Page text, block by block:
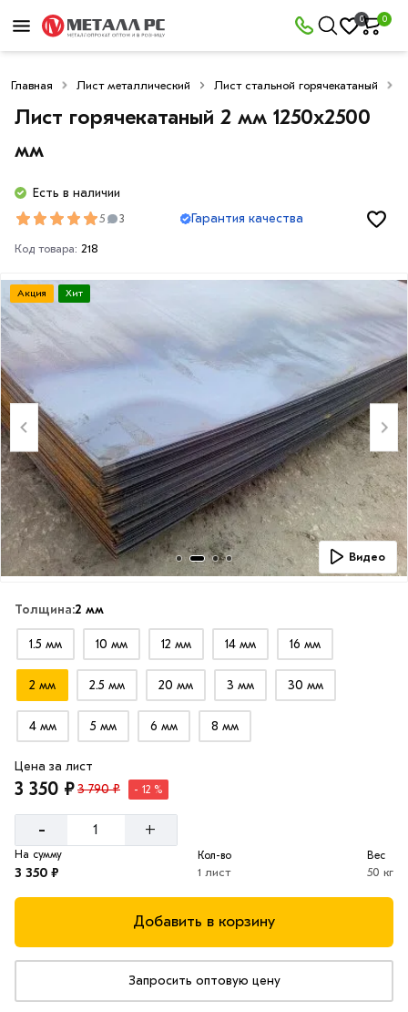
0 0
Главная Лист металлический Лист стальной горячекатаный
Лист горячекатаный 2 мм 1250х2500
мм
Есть в наличии
5 3 Гарантия качества
Код товара: 218
Акция Хит
Видео
Толщина:2 мм
1.5 мм 10 мм 12 мм 14 мм 16 мм
2 мм 2.5 мм 20 мм 3 мм 30 мм
4 мм 5 мм 6 мм 8 мм
Цена за лист
3 350 ₽3 790 ₽ - 12 %
- +
На сумму
3 350 ₽
Кол-во
1 лист
Вес
50 кг
Добавить в корзину
Запросить оптовую цену